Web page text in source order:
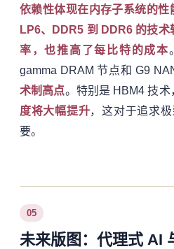
依赖性体现在内存子系统的性
LP6、DDR5 到 DDR6 的技
率，也推高了每比特的成本
gamma DRAM 节点和 G9
术制高点。特别是 HBM4 技术
度将大幅提升，这对于追求
要。
05
未来版图：代理式 AI